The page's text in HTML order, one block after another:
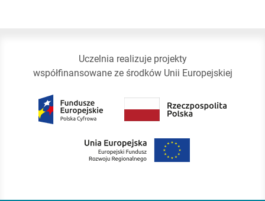
Uczelnia realizuje projekty
współfinansowane ze środków Unii Europejskiej